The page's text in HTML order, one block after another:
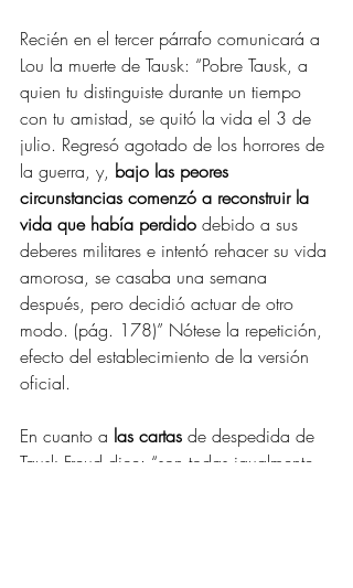
Recién en el tercer párrafo comunicará a
Lou la muerte de Tausk: “Pobre Tausk, a
quien tu distinguiste durante un tiempo
con tu amistad, se quitó la vida el 3 de
julio. Regresó agotado de los horrores de
la guerra, y, bajo las peores
circunstancias comenzó a reconstruir la
vida que había perdido debido a sus
deberes militares e intentó rehacer su vida
amorosa, se casaba una semana
después, pero decidió actuar de otro
modo. (pág. 178)” Nótese la repetición,
efecto del establecimiento de la versión
oficial.
En cuanto a las cartas de despedida de
Tausk Freud dice: “son todas igualmente